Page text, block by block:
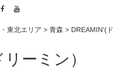
東北エリア > 青森 > DREAMIN'(ド
ーミン）